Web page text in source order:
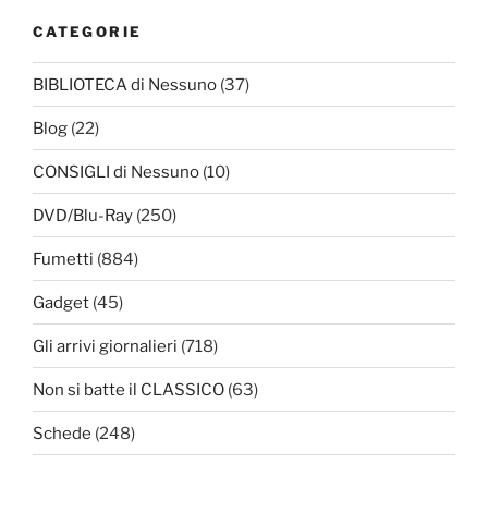
CATEGORIE
BIBLIOTECA di Nessuno (37)
Blog (22)
CONSIGLI di Nessuno (10)
DVD/Blu-Ray (250)
Fumetti (884)
Gadget (45)
Gli arrivi giornalieri (718)
Non si batte il CLASSICO (63)
Schede (248)